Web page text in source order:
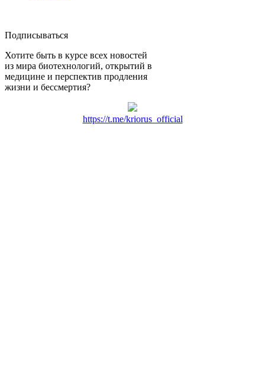
Подписываться
Хотите быть в курсе всех новостей
из мира биотехнологий, открытий в
медицине и перспектив продления
жизни и бессмертия?
https://t.me/kriorus_official